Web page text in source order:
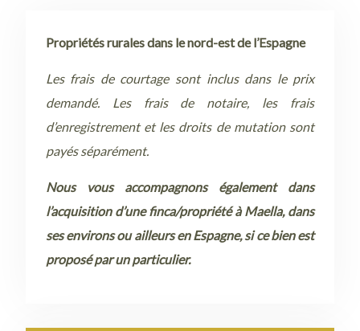
Propriétés rurales dans le nord-est de l’Espagne
Les frais de courtage sont inclus dans le prix
demandé. Les frais de notaire, les frais
d’enregistrement et les droits de mutation sont
payés séparément.
Nous vous accompagnons également dans
l’acquisition d’une finca/propriété à Maella, dans
ses environs ou ailleurs en Espagne, si ce bien est
proposé par un particulier.